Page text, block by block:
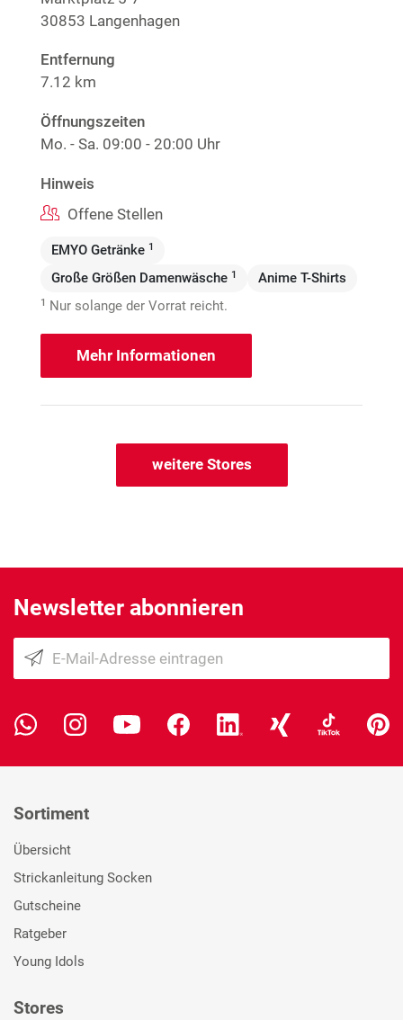
30853 Langenhagen
Entfernung
7.12 km
Öffnungszeiten
Mo. - Sa. 09:00 - 20:00 Uhr
Hinweis
Offene Stellen
EMYO Getränke 1
Große Größen Damenwäsche 1 Anime T-Shirts
1 Nur solange der Vorrat reicht.
Mehr Informationen
weitere Stores
Newsletter abonnieren
Sortiment
Übersicht
Strickanleitung Socken
Gutscheine
Ratgeber
Young Idols
Stores